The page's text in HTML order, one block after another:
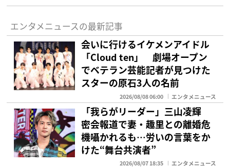
エンタメニュースの最新記事
会いに行けるイケメンアイドル
「Cloud ten」 劇場オープン
でベテラン芸能記者が見つけた
スターの原石3人の名前
2026/08/08 06:00 エンタメニュース
「我らがリーダー」三山凌輝
密会報道で妻・趣里との離婚危
機囁かれるも…労いの言葉をか
けた“舞台共演者”
2026/08/07 18:35 エンタメニュース